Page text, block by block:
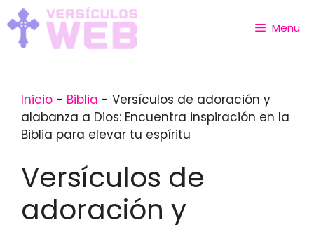
Skip
to
content
Menu
Inicio - Biblia - Versículos de adoración y
alabanza a Dios: Encuentra inspiración en la
Biblia para elevar tu espíritu
Versículos de
adoración y